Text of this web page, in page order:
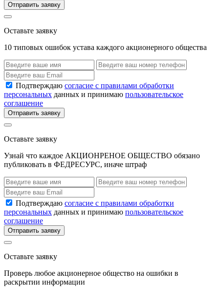
Отправить заявку
Оставьте заявку
10 типовых ошибок устава каждого акционерного общества
Подтверждаю согласие с правилами обработки
персональных данных и принимаю пользовательское
соглашение
Отправить заявку
Оставьте заявку
Узнай что каждое АКЦИОНРЕНОЕ ОБЩЕСТВО обязано
публиковать в ФЕДРЕСУРС, иначе штраф
Подтверждаю согласие с правилами обработки
персональных данных и принимаю пользовательское
соглашение
Отправить заявку
Оставьте заявку
Проверь любое акционерное общество на ошибки в
раскрытии информации